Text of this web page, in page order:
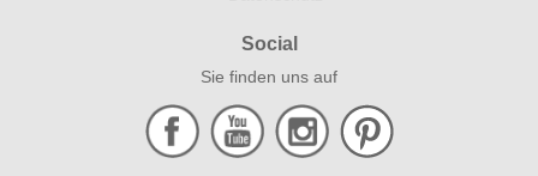
Social
Sie finden uns auf